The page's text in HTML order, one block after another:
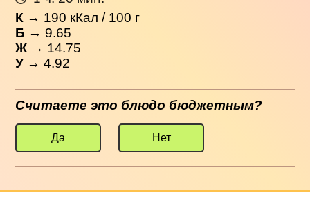
К → 190 кКал / 100 г
Б → 9.65
Ж → 14.75
У → 4.92
Считаете это блюдо бюджетным?
Да Нет